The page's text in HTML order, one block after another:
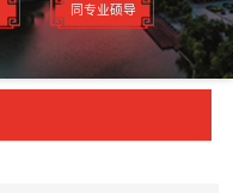
同专业硕导